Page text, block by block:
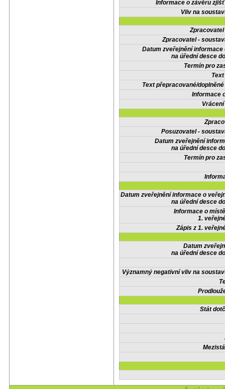
Informace o závěru
Vliv na
Zpracovatel -
Datum zveřejnění informace
na úřední desce
Termín pro
Text přepracované/
Informace
Posuzovatel -
Datum zveřejnění
na úřední desce
Termín pro
Datum zveřejnění informace o
na úřední desce
Informace o
1.
Zápis z 1.
Datum
na úřední desce
Významný negativní vliv na
Stát